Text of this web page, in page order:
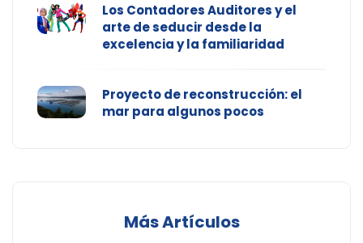
Los Contadores Auditores y el
arte de seducir desde la
excelencia y la familiaridad
Proyecto de reconstrucción: el
mar para algunos pocos
Más Artículos